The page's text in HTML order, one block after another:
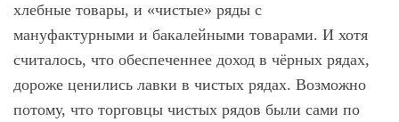
хлебные товары, и «чистые» ряды с
мануфактурными и бакалейными товарами. И хотя
считалось, что обеспеченнее доход в чёрных рядах,
дороже ценились лавки в чистых рядах. Возможно
потому, что торговцы чистых рядов были сами по